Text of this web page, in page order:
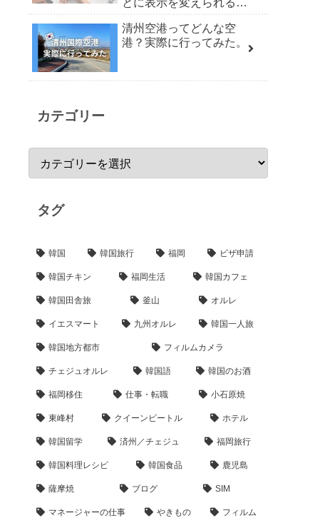
とに表示を変えられる機
清州空港ってどんな空
港？実際に行ってみた。
カテゴリー
タグ
韓国 韓国旅行 福岡 ビザ申請
韓国チキン 福岡生活 韓国カフェ
韓国田舎旅 釜山 オルレ
イエスマート 九州オルレ 韓国一人旅
韓国地方都市 フィルムカメラ
チェジュオルレ 韓国語 韓国のお酒
福岡移住 仕事・転職 小石原焼
東峰村 クイーンビートル ホテル
韓国留学 済州／チェジュ 福岡旅行
韓国料理レシピ 韓国食品 鹿児島
薩摩焼 ブログ SIM
マネージャーの仕事 やきもの フィルム